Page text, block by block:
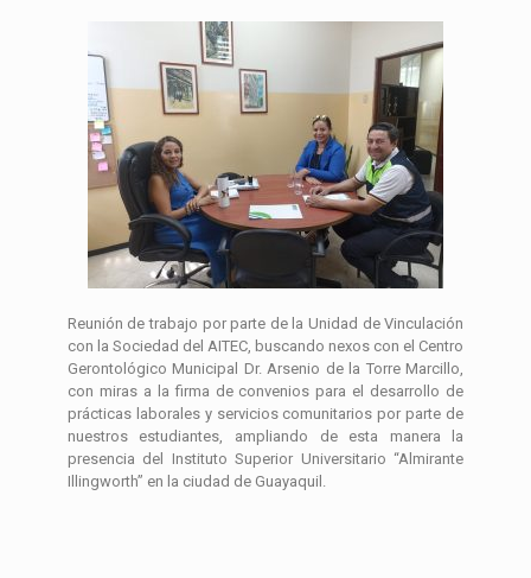
Reunión de trabajo por parte de la Unidad de Vinculación
con la Sociedad del AITEC, buscando nexos con el Centro
Gerontológico Municipal Dr. Arsenio de la Torre Marcillo,
con miras a la firma de convenios para el desarrollo de
prácticas laborales y servicios comunitarios por parte de
nuestros estudiantes, ampliando de esta manera la
presencia del Instituto Superior Universitario “Almirante
Illingworth” en la ciudad de Guayaquil.